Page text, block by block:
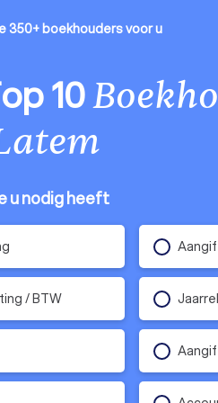
350+ boekhoudersvoor u
10
u nodig heeft
/ BTW